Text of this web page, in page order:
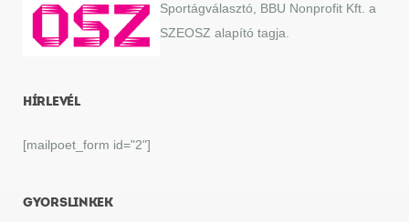
Sportágválasztó, BBU Nonprofit Kft. a
SZEOSZ alapító tagja.
HÍRLEVÉL
[mailpoet_form id="2"]
GYORSLINKEK